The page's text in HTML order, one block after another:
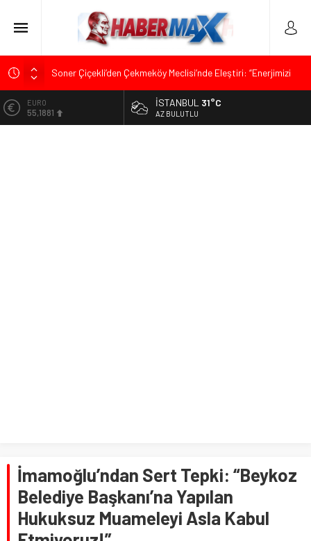
Soner Çiçekli’den Çekmeköy Meclisi’nde Eleştiri: “Enerjimizi
Edremit’te Kaymakam Ahmet Odabaş’a Duygu Dolu Veda
ALTIN
6.660,55
İSTANBUL 31°C
AZ BULUTLU
İmamoğlu’ndan Sert Tepki: “Beykoz
Belediye Başkanı’na Yapılan
Hukuksuz Muameleyi Asla Kabul